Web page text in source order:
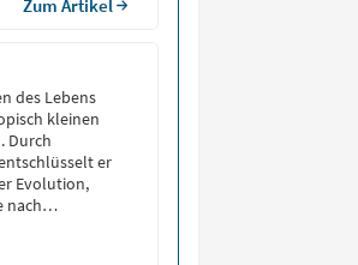
Zum Artikel
des Lebens
kleinen
Durch
er
Evolution,
nach